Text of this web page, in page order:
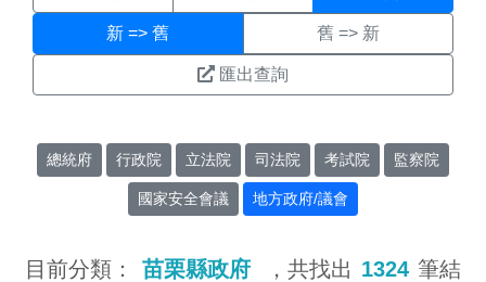
新 => 舊 舊 => 新
匯出查詢
總統府 行政院 立法院 司法院 考試院 監察院
國家安全會議 地方政府/議會
目前分類： 苗栗縣政府 ，共找出 1324 筆結